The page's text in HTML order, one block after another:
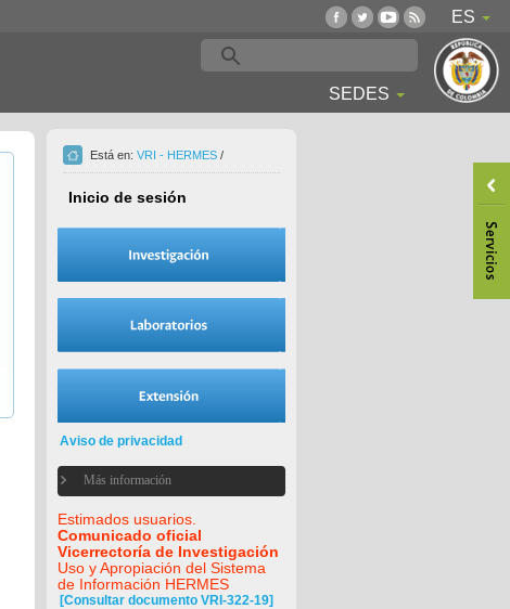
ES
SEDES
Está en: VRI - HERMES /
Inicio de sesión
Aviso de privacidad
Más información
Estimados usuarios.
Comunicado oficial
Vicerrectoría de Investigación
Uso y Apropiación del Sistema
de Información HERMES
[Consultar documento VRI-322-19]